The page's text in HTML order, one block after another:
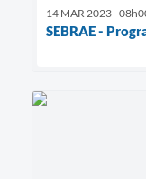
14 MAR 2023 -
SEBRAE -